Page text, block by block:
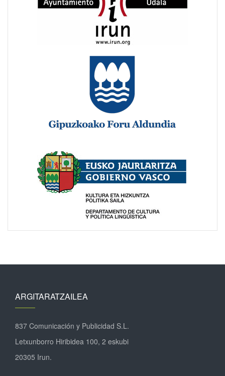
ARGITARATZAILEA
837 Comunicación y Publicidad S.L.
Letxunborro Hiribidea 100, 2 eskubi
20305 Irun.